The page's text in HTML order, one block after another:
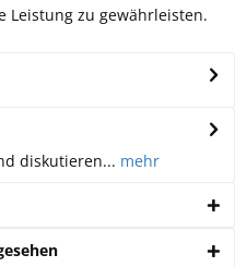
Leistung zu gewährleisten.
diskutieren... mehr